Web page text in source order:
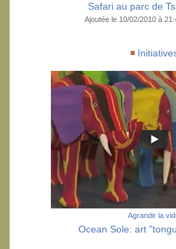
Safari au parc de
Ajoutée le 10/02/2010 à
Agrandir la
Ocean Sole: art